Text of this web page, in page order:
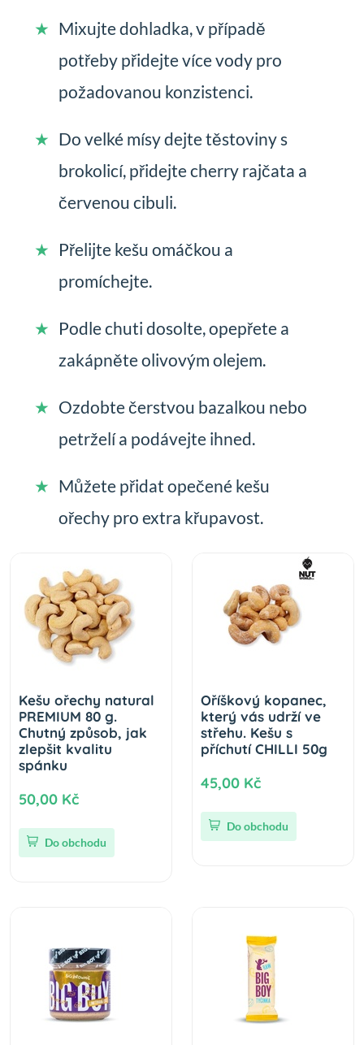
Mixujte dohladka, v případě
potřeby přidejte více vody pro
požadovanou konzistenci.
Do velké mísy dejte těstoviny s
brokolicí, přidejte cherry rajčata a
červenou cibuli.
Přelijte kešu omáčkou a
promíchejte.
Podle chuti dosolte, opepřete a
zakápněte olivovým olejem.
Ozdobte čerstvou bazalkou nebo
petrželí a podávejte ihned.
Můžete přidat opečené kešu
ořechy pro extra křupavost.
Kešu ořechy natural
PREMIUM 80 g.
Chutný způsob, jak
zlepšit kvalitu
spánku
50,00 Kč
Do obchodu
Oříškový kopanec,
který vás udrží ve
střehu. Kešu s
příchutí CHILLI 50g
45,00 Kč
Do obchodu